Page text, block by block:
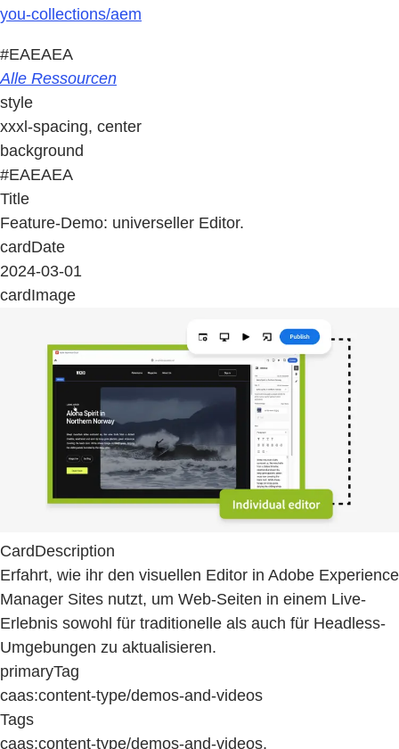
you-collections/aem
#EAEAEA
Alle Ressourcen
style
xxxl-spacing, center
background
#EAEAEA
Title
Feature-Demo: universeller Editor.
cardDate
2024-03-01
cardImage
CardDescription
Erfahrt, wie ihr den visuellen Editor in Adobe Experience
Manager Sites nutzt, um Web-Seiten in einem Live-
Erlebnis sowohl für traditionelle als auch für Headless-
Umgebungen zu aktualisieren.
primaryTag
caas:content-type/demos-and-videos
Tags
caas:content-type/demos-and-videos,